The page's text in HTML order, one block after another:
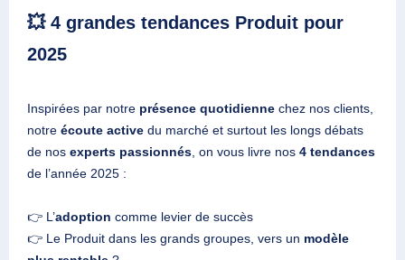
💥 4 grandes tendances Produit pour
2025
Inspirées par notre présence quotidienne chez nos clients,
notre écoute active du marché et surtout les longs débats
de nos experts passionnés , on vous livre nos 4 tendances
de l’année 2025 :
👉 L’adoption comme levier de succès
👉 Le Produit dans les grands groupes, vers un modèle